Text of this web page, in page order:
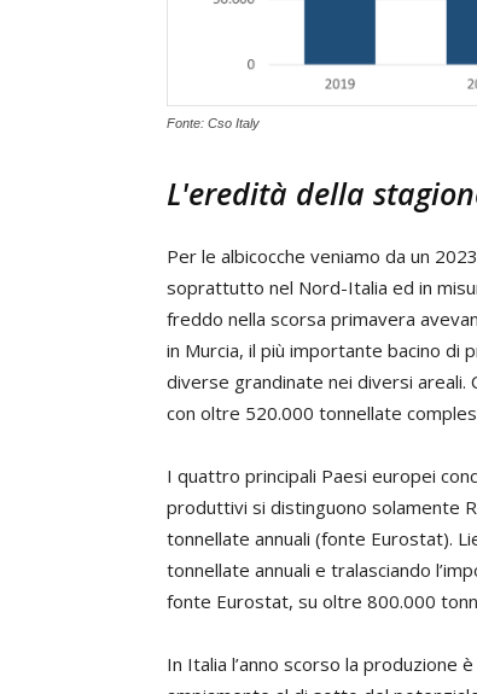
Fonte: Cso Italy
L'eredità della
Per le albicocche veniamo da un
soprattutto nel Nord-Italia ed in
freddo nella scorsa primavera
in Murcia, il più importante bacino di
diverse grandinate nei diversi
con oltre 520.000 tonnellate
I quattro principali Paesi europei
produttivi si distinguono solamente
tonnellate annuali (fonte Eurostat).
tonnellate annuali e tralasciando
fonte Eurostat, su oltre 800.000
In Italia l’anno scorso la produzione